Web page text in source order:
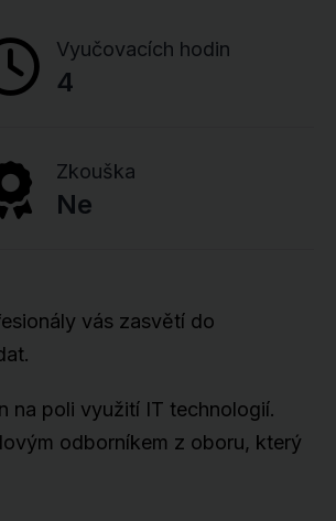
Vyučovacích hodin
4
Zkouška
Ne
vás zasvětí do
na poli využití IT technologií.
odborníkem z oboru, který